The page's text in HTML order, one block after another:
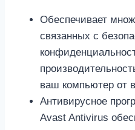
Обеспечивает
связанных с
ваш компьютер от
Антивирусное
Avast Antivirus